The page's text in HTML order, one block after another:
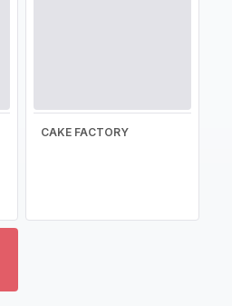
CAKE FACTORY